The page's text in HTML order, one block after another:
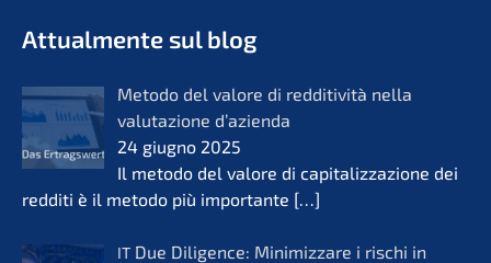
Attual­men­te sul blog
Metodo del valore di reddi­ti­vi­tà nella
valuta­zio­ne d’azi­en­da
24 giugno 2025
Il metodo del valore di capita­liz­za­zio­ne dei
reddi­ti è il metodo più importan­te […]
IT Due Diligence: Minimiz­za­re i rischi in